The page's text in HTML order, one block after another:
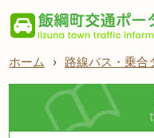
ホーム › 路線バス・乗合